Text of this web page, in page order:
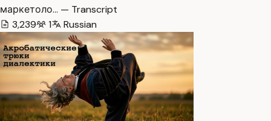
маркетоло… — Transcript
3,239
1 Russian